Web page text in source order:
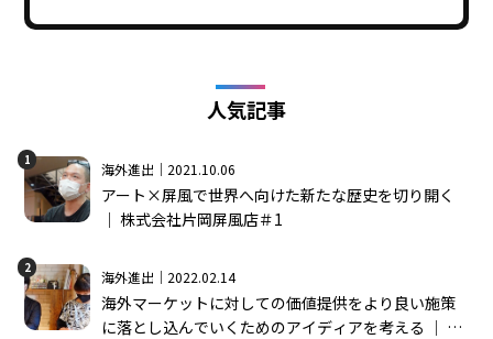
人気記事
1
海外進出｜2021.10.06
アート×屏風で世界へ向けた新たな歴史を切り開く
│ 株式会社片岡屏風店＃1
2
海外進出｜2022.02.14
海外マーケットに対しての価値提供をより良い施策
に落とし込んでいくためのアイディアを考える │ 株